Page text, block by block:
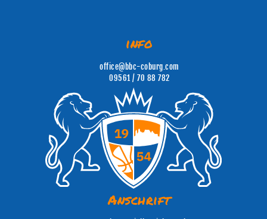
info
office@bbc-coburg.com
09561 / 70 88 782
Anschrift